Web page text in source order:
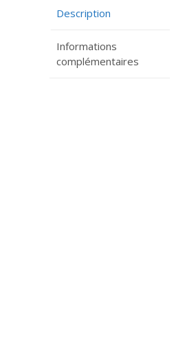
Description
Informations
complémentaires